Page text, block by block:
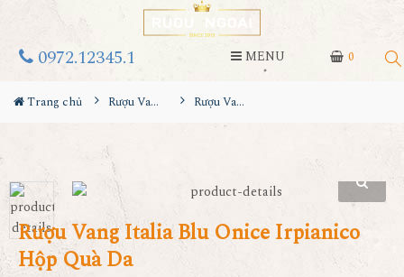
0
0972.12345.1 MENU
Trang chủ Rượu Vang Hộp Quà Rượu Vang Italia Blu Onice Irpianico Hộp Quà Da
Rượu Vang Italia Blu Onice Irpianico
Hộp Quà Da